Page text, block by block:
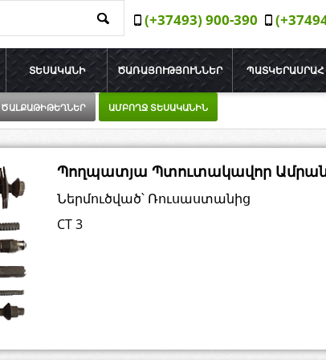
(+37493) 900-390
ՏԵՍԱԿԱՆԻ ԾԱՌԱՅՈՒԹՅՈՒՆՆԵՐ ՊԱՏԿԵՐԱՍՐԱՀ
ԱՄԲՈՂՋ ՏԵՍԱԿԱՆԻՆ
Պողպատյա Պտուտակավոր
Ներմուծված՝ Ռուսաստանից
СТ 3